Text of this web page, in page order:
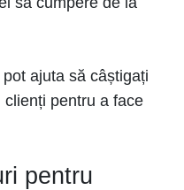
ajuta să câștigați
pentru a face
pentru